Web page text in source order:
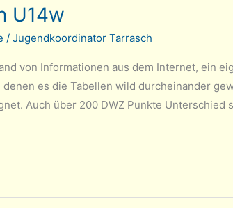
U14w
/ Jugendkoordinator Tarrasch
von Informationen aus dem Internet, ein
es die Tabellen wild durcheinander
Auch über 200 DWZ Punkte Unterschied